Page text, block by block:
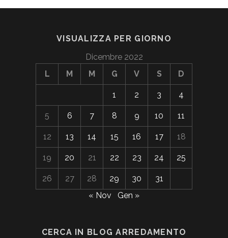
VISUALIZZA PER GIORNO
Dicembre 2022
L
M M G V S D
1 2 3 4
5 6 7 8 9 10 11
12 13 14 15 16 17 18
19 20 21 22 23 24 25
26 27 28 29 30
31
« Nov
Gen »
CERCA IN BLOG ARREDAMENTO